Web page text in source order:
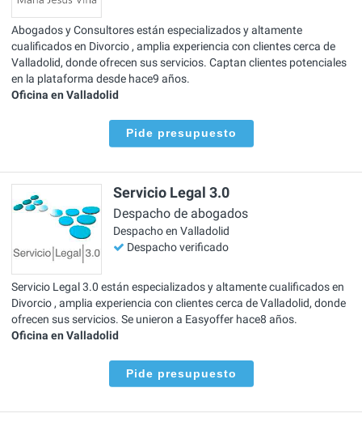
Abogados y Consultores están especializados y altamente
cualificados en Divorcio , amplia experiencia con clientes cerca de
Valladolid, donde ofrecen sus servicios. Captan clientes potenciales
en la plataforma desde hace9 años.
Oficina en Valladolid
Pide presupuesto
Servicio Legal 3.0
Despacho de abogados
Despacho en Valladolid
Despacho verificado
Servicio Legal 3.0 están especializados y altamente cualificados en
Divorcio , amplia experiencia con clientes cerca de Valladolid, donde
ofrecen sus servicios. Se unieron a Easyoffer hace8 años.
Oficina en Valladolid
Pide presupuesto